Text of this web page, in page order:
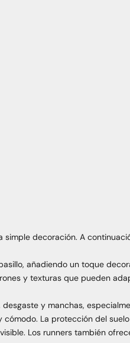
decoración. A
añadiendo un toque
y texturas que pueden
y manchas,
La protección del
Los runners también